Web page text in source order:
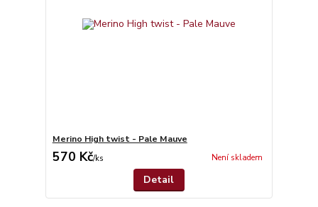
Merino High twist - Pale Mauve
570 Kč/ks Není skladem
Detail